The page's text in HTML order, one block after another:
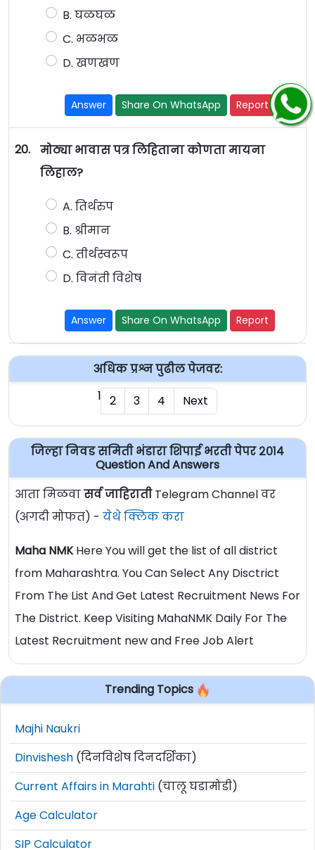
B. घळघळ
C. भळभळ
D. खणखण
Answer Share On WhatsApp Report
20.
मोठ्या भावास पत्र लिहिताना कोणता मायना
लिहाल?
A. तिर्थरुप
B. श्रीमान
C. तीर्थस्वरूप
D. विनंती विशेष
Answer Share On WhatsApp Report
अधिक प्रश्न पुढील पेजवर:
1 2 3 4 Next
जिल्हा निवड समिती भंडारा शिपाई भरती पेपर २०१४
Question And Answers
आता मिळवासर्व जाहिरातीTelegram Channel वर
(अगदी मोफत) - येथे क्लिक करा
Maha NMKHere You will get the list of all district
from Maharashtra. You Can Select Any Disctrict
From The List And Get Latest Recruitment News For
The District. Keep Visiting MahaNMK Daily For The
Latest Recruitment new and Free Job Alert
Trending Topics
Majhi Naukri
Dinvishesh (दिनविशेष दिनदर्शिका)
Current Affairs in Marahti (चालू घडामोडी)
Age Calculator
SIP Calculator